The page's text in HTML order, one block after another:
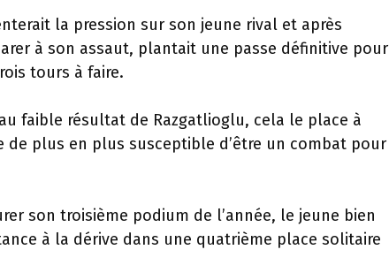
la pression sur son jeune rival et après
à son assaut, plantait une passe définitive pour
tours à faire.
faible résultat de Razgatlioglu, cela le place à
plus en plus susceptible d’être un combat pour
son troisième podium de l’année, le jeune bien
à la dérive dans une quatrième place solitaire